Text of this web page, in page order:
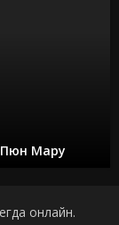
Мару
онлайн.